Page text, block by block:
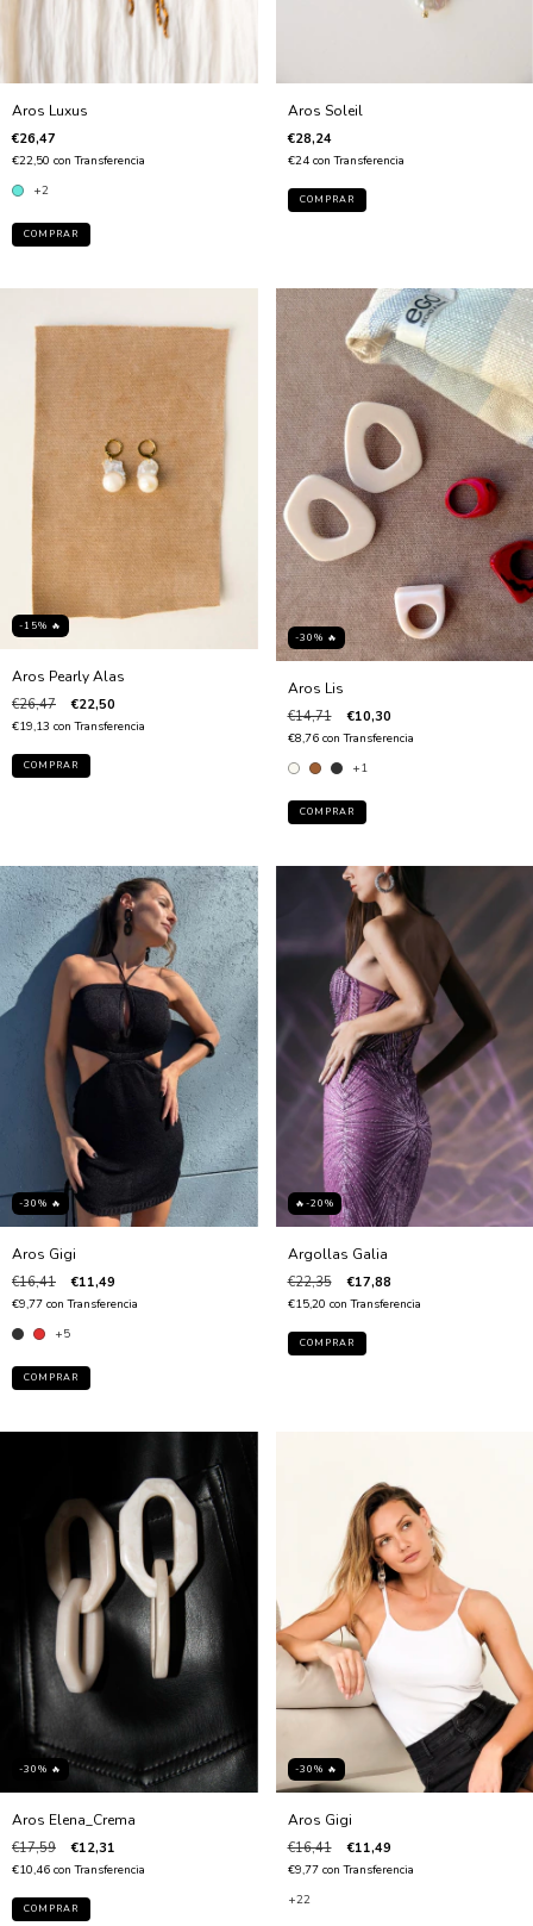
Aros Luxus
€26,47
€22,50 con Transferencia
+2
COMPRAR
Aros Soleil
€28,24
€24 con Transferencia
-15% 🔥
Aros Pearly Alas
€26,47 €22,50
€19,13 con Transferencia
-30% 🔥
Aros Lis
€14,71 €10,30
€8,76 con Transferencia
+1
COMPRAR
-30% 🔥
Aros Gigi
€16,41 €11,49
€9,77 con Transferencia
+5
COMPRAR
🔥-20%
Argollas Galia
€22,35 €17,88
€15,20 con Transferencia
-30% 🔥
Aros Elena_Crema
€17,59 €12,31
€10,46 con Transferencia
-30% 🔥
Aros Gigi
€16,41 €11,49
€9,77 con Transferencia
+22